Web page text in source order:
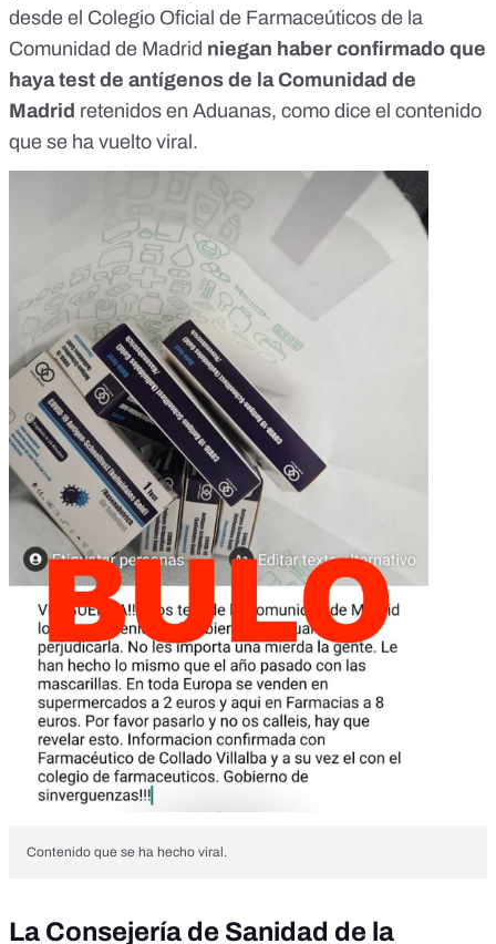
desde el Colegio Oficial de Farmaceúticos de la
Comunidad de Madrid niegan haber confirmado que
haya test de antígenos de la Comunidad de
Madrid retenidos en Aduanas, como dice el contenido
que se ha vuelto viral.
Contenido que se ha hecho viral.
La Consejería de Sanidad de la